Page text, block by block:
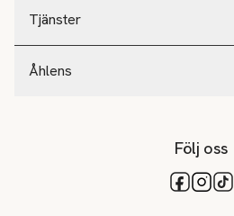
Tjänster
Åhlens
Följ oss